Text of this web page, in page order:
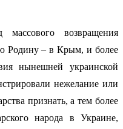
возвращения
Родину – в Крым, и более
нынешней украинской
нежелание или
признать, а тем более
народа в Украине,